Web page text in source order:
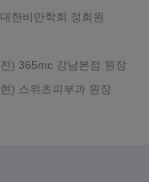
대한비만학회 정회원
전) 365mc 강남본점 원장
현) 스위츠피부과 원장